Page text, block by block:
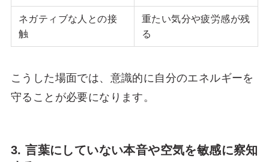
ネガティブな人との接
触
重たい気分や疲労感が残
る
こうした場面では、意識的に自分のエネルギーを
守ることが必要になります。
3. 言葉にしていない本音や空気を敏感に察知